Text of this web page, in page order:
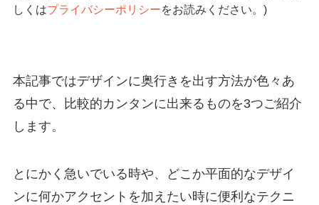
しくはプライバシーポリシーをお読みください。)
本記事ではデザインに奥行きを出す方法が色々あ
る中で、比較的カンタンに出来るものを3つご紹介
します。
とにかく急いでいる時や、どこか平面的なデザイ
ンに何かアクセントを加えたい時に便利なテクニ